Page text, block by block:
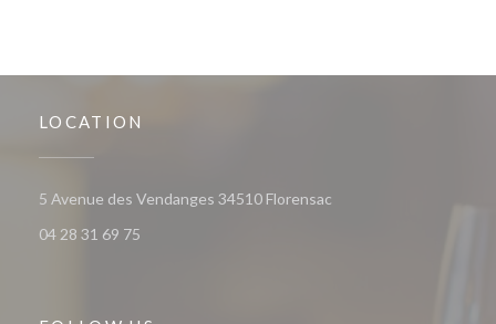
LOCATION
5 Avenue des Vendanges 34510 Florensac
04 28 31 69 75